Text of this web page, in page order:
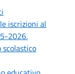
iscrizioni al
2026.
scolastico